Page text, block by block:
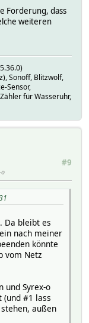
Forderung, dass
weiteren
Sonoff, Blitzwolf,
Sensor,
für Wasseruhr,
#9
o
Da bleibt es
nach meiner
könnte
vom Netz
und Syrex-o
(und #1 lass
außen